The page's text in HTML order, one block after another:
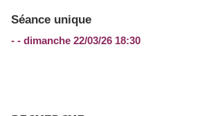
Séance unique
- - dimanche 22/03/26 18:30